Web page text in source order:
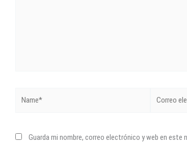
electrónico*
Guarda mi nombre, correo electrónico y web en este